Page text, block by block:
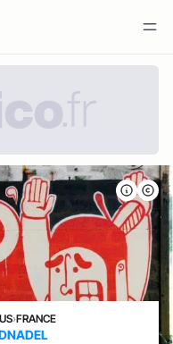
›FRANCE